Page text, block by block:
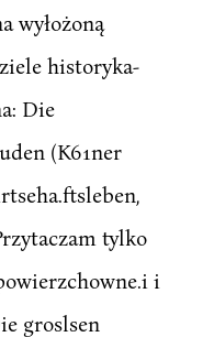
wyłożoną
historyka-
Die
(K61ner
tylko
i
groslsen